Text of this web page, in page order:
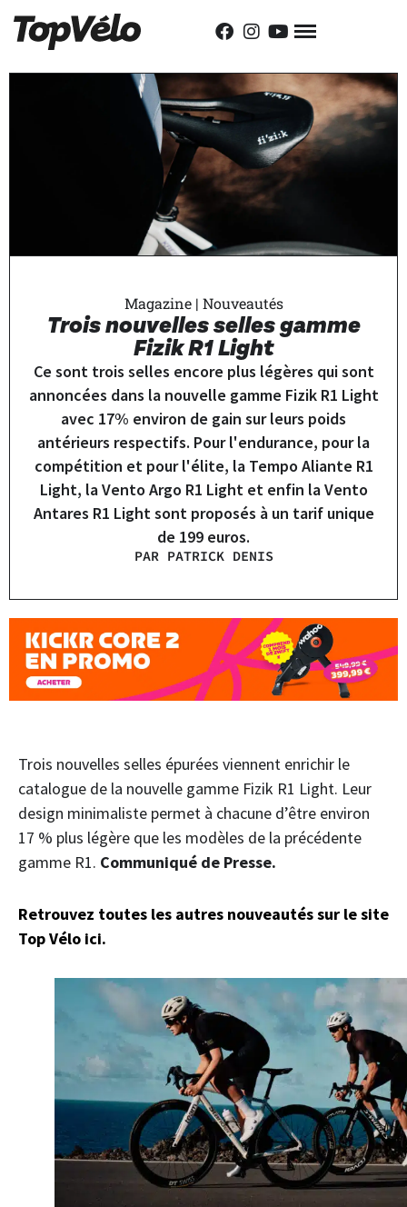
Magazine| Nouveautés
Trois nouvelles selles gamme
Fizik R1 Light
Ce sont trois selles encore plus légères qui sont
annoncées dans la nouvelle gamme Fizik R1 Light
avec 17% environ de gain sur leurs poids
antérieurs respectifs. Pour l'endurance, pour la
compétition et pour l'élite, la Tempo Aliante R1
Light, la Vento Argo R1 Light et enfin la Vento
Antares R1 Light sont proposés à un tarif unique
de 199 euros.
PAR PATRICK DENIS
Trois nouvelles selles épurées viennent enrichir le
catalogue de la nouvelle gamme Fizik R1 Light. Leur
design minimaliste permet à chacune d’être environ
17 % plus légère que les modèles de la précédente
gamme R1. Communiqué de Presse.
Retrouvez toutes les autres nouveautés sur le site
Top Vélo ici.